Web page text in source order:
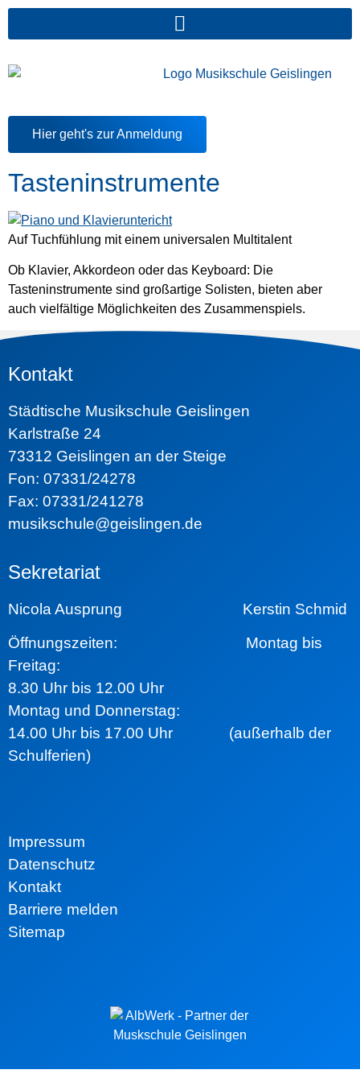
Hier geht's zur Anmeldung
Tasteninstrumente
Auf Tuchfühlung mit einem universalen Multitalent
Ob Klavier, Akkordeon oder das Keyboard: Die
Tasteninstrumente sind großartige Solisten, bieten aber
auch vielfältige Möglichkeiten des Zusammenspiels.
Kontakt
Städtische Musikschule Geislingen
Karlstraße 24
73312 Geislingen an der Steige
Fon: 07331/24278
Fax: 07331/241278
musikschule@geislingen.de
Sekretariat
Nicola Ausprung Kerstin Schmid
Öffnungszeiten: Montag bis
Freitag:
8.30 Uhr bis 12.00 Uhr
Montag und Donnerstag:
14.00 Uhr bis 17.00 Uhr (außerhalb der
Schulferien)
Impressum
Datenschutz
Kontakt
Barriere melden
Sitemap